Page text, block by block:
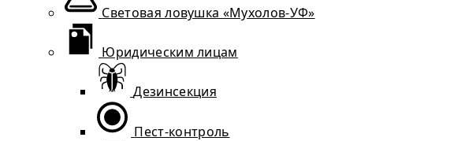
Световая ловушка «Мухолов-УФ»
Юридическим лицам
Дезинсекция
Пест-контроль